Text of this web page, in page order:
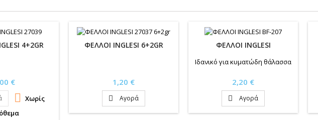
4+2GR
€
 Χωρίς
ΦΕΛΛΟΙ INGLESI 6+2GR
Τιμή
1,20 €
 Αγορά
ΦΕΛΛΟΙ INGLESI
Ιδανικό για κυματώδη θάλασσα
Τιμή
2,20 €
 Αγορά